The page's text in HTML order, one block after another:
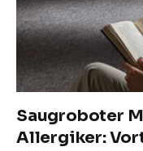
Saugroboter
Allergiker: